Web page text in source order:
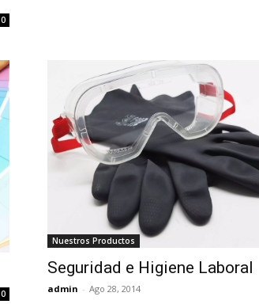
0
0
Nuestros Productos
Seguridad e Higiene Laboral
admin - Ago 28, 2014